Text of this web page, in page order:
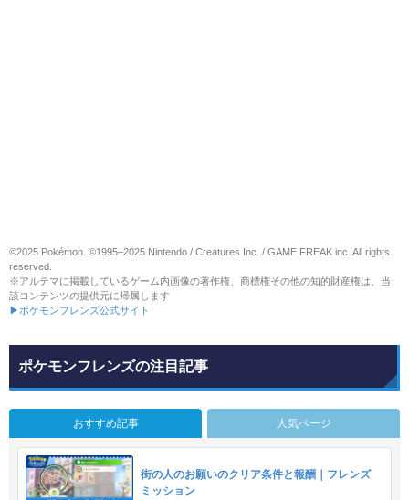
©2025 Pokémon. ©1995–2025 Nintendo / Creatures Inc. / GAME FREAK inc. All rights
reserved.
※アルテマに掲載しているゲーム内画像の著作権、商標権その他の知的財産権は、当
該コンテンツの提供元に帰属します
▶ポケモンフレンズ公式サイト
ポケモンフレンズの注目記事
おすすめ記事 人気ページ
街の人のお願いのクリア条件と報酬｜フレンズ
ミッション